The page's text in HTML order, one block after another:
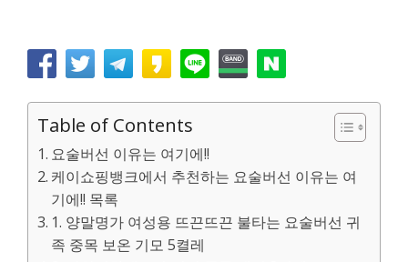
Table of Contents
요술버선 이유는 여기에!!
케이쇼핑뱅크에서 추천하는 요술버선 이유는 여
기에!! 목록
1. 양말명가 여성용 뜨끈뜨끈 불타는 요술버선 귀
족 중목 보온 기모 5켤레